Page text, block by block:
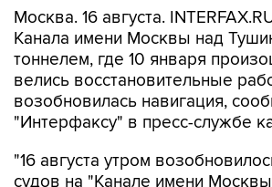
Москва. 16 августа.
Канала имени Москвы над
тоннелем, где 10 января
велись восстановительные
возобновилась навигация,
"Интерфаксу" в пресс-службе
"16 августа утром
судов на "Канале имени